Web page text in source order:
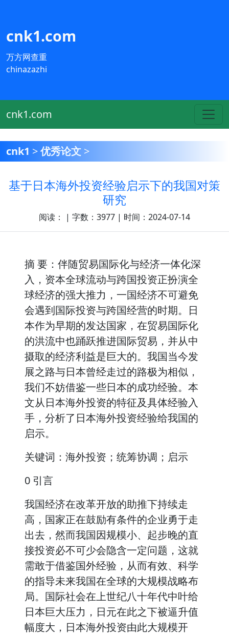
cnk1.com
万方网查重
chinazazhi
cnk1.com
cnk1 >优秀论文 >
基于日本海外投资经验启示下的我国对策
研究
阅读： | 字数：3977 | 时间：2024-07-14
摘 要：伴随贸易国际化与经济一体化深
入，资本全球流动与跨国投资正扮演全
球经济的强大推力，一国经济不可避免
会遇到国际投资与跨国经营的时期。日
本作为早期的发达国家，在贸易国际化
的洪流中也踊跃推进国际贸易，并从中
摄取的经济利益是巨大的。我国当今发
展之路与日本曾经走过的路极为相似，
我们不妨借鉴一些日本的成功经验。本
文从日本海外投资的特征及具体经验入
手，分析了日本海外投资经验给我国的
启示。
关键词：海外投资；统筹协调；启示
0 引言
我国经济在改革开放的助推下持续走
高，国家正在鼓励有条件的企业勇于走
出去，然而我国因规模小、起步晚的直
接投资必不可少会隐含一定问题，这就
需敢于借鉴国外经验，从而有效、科学
的指导未来我国在全球的大规模战略布
局。国际社会在上世纪八十年代中叶给
日本巨大压力，日元在此之下被逼升值
幅度大，日本海外投资由此大规模开